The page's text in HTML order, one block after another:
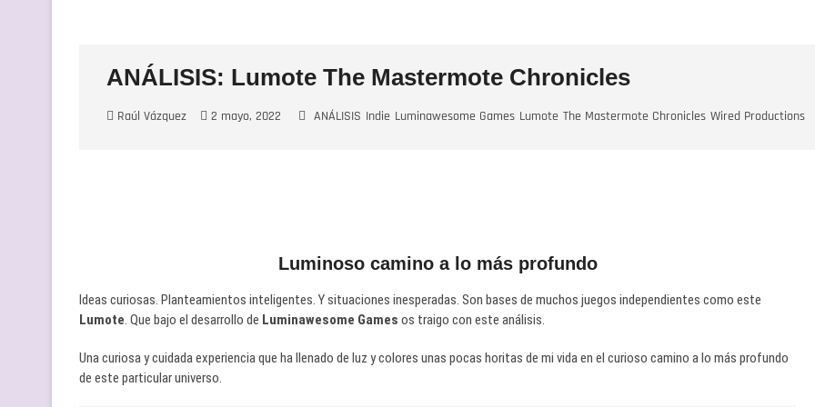
ANÁLISIS: Lumote The Mastermote Chronicles
Raúl Vázquez 2 mayo, 2022 ANÁLISIS Indie Luminawesome Games Lumote The Mastermote Chronicles Wired Productions
Luminoso camino a lo más profundo
Ideas curiosas. Planteamientos inteligentes. Y situaciones inesperadas. Son bases de muchos juegos independientes como este
Lumote. Que bajo el desarrollo de Luminawesome Games os traigo con este análisis.
Una curiosa y cuidada experiencia que ha llenado de luz y colores unas pocas horitas de mi vida en el curioso camino a lo más profundo
de este particular universo.